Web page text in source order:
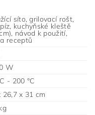
síto, grilovací rošt,
kuchyňské kleště
návod k použití,
receptů
W
- 200 °C
26,7 x 31 cm